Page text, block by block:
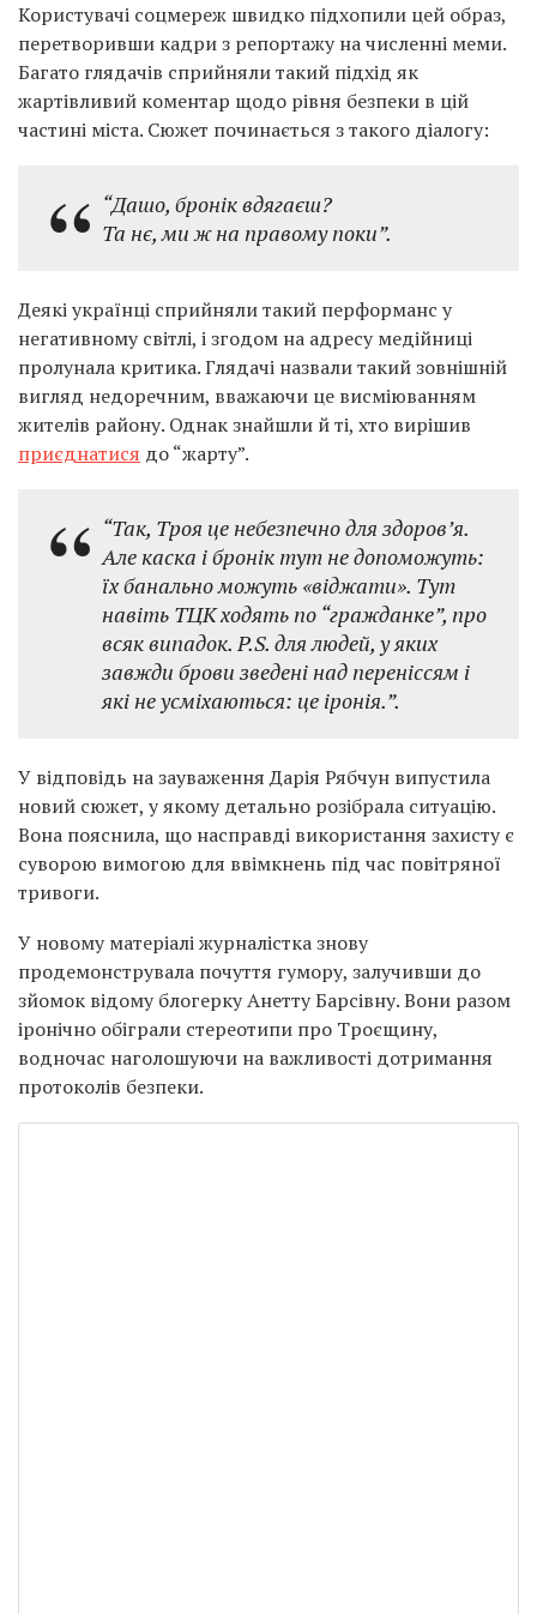
Користувачі соцмереж швидко підхопили цей образ,
перетворивши кадри з репортажу на численні меми.
Багато глядачів сприйняли такий підхід як
жартівливий коментар щодо рівня безпеки в цій
частині міста. Сюжет починається з такого діалогу:
“Дашо, бронік вдягаєш?
Та нє, ми ж на правому поки”.
Деякі українці сприйняли такий перформанс у
негативному світлі, і згодом на адресу медійниці
пролунала критика. Глядачі назвали такий зовнішній
вигляд недоречним, вважаючи це висміюванням
жителів району. Однак знайшли й ті, хто вирішив
приєднатися до “жарту”.
“Так, Троя це небезпечно для здоров’я.
Але каска і бронік тут не допоможуть:
їх банально можуть «віджати». Тут
навіть ТЦК ходять по “гражданке”, про
всяк випадок. P.S. для людей, у яких
завжди брови зведені над переніссям і
які не усміхаються: це іронія.”.
У відповідь на зауваження Дарія Рябчун випустила
новий сюжет, у якому детально розібрала ситуацію.
Вона пояснила, що насправді використання захисту є
суворою вимогою для ввімкнень під час повітряної
тривоги.
У новому матеріалі журналістка знову
продемонструвала почуття гумору, залучивши до
зйомок відому блогерку Анетту Барсівну. Вони разом
іронічно обіграли стереотипи про Троєщину,
водночас наголошуючи на важливості дотримання
протоколів безпеки.